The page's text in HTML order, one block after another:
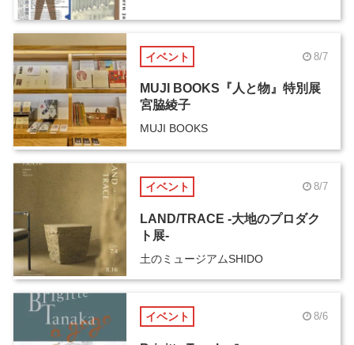
イベント 8/7
MUJI BOOKS『人と物』特別展
宮脇綾子
MUJI BOOKS
イベント 8/7
LAND/TRACE -大地のプロダク
ト展-
土のミュージアムSHIDO
イベント 8/6